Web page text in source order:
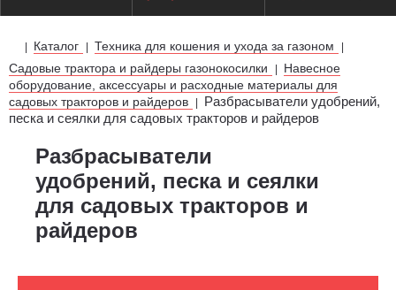
| Каталог | Техника для кошения и ухода за газоном |
Садовые трактора и райдеры газонокосилки |
Навесное
оборудование, аксессуары и расходные материалы для
садовых тракторов и райдеров
|
Разбрасыватели удобрений,
песка и сеялки для садовых тракторов и райдеров
Разбрасыватели
удобрений, песка и сеялки
для садовых тракторов и
райдеров